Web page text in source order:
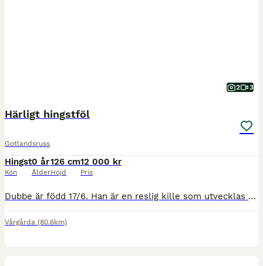
2 3
Härligt hingstföl
Gotlandsruss
Hingst
Kön
0 år
Ålder
126 cm
Höjd
12 000 kr
Pris
Dubbe är född 17/6. Han är en reslig kille som utvecklas väl. Dubbes mamma är Elitstoet Dana är ett fantastiskt avelssto som är mamma till flera fina Gotlandsruss. Bland annat Vittras Daniella premier
Vårgårda (80.6km)